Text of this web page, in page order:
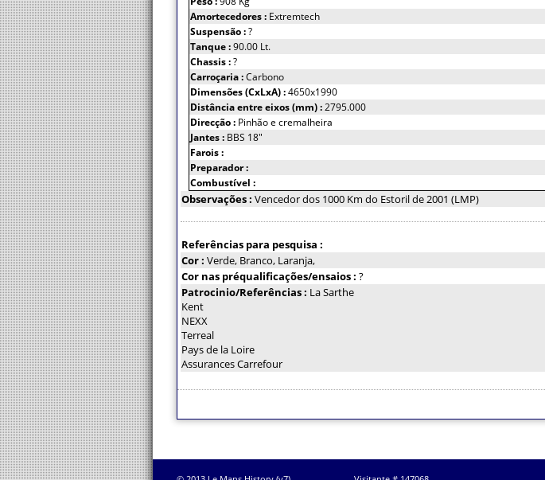
Amortecedores : Extremtech
Suspensão :?
Tanque :90.00 Lt.
Chassis :?
Carroçaria :Carbono
Dimensões (CxLxA) :4650x1990
Distância entre eixos (mm) :2795.000
Direcção : Pinhão e cremalheira
Jantes : BBS 18"
Farois :
Preparador :
Combustível :
Observações : Vencedor dos 1000 Km do Estoril de 2001 (LMP)
Referências para pesquisa :
Cor : Verde, Branco, Laranja,
Cor nas préqualificações/ensaios : ?
Patrocinio/Referências : La Sarthe
Kent
NEXX
Terreal
Pays de la Loire
Assurances Carrefour